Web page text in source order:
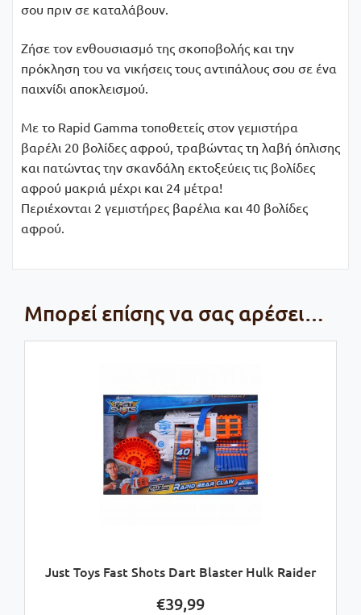
σου πριν σε καταλάβουν.
Ζήσε τον ενθουσιασμό της σκοποβολής και την
πρόκληση του να νικήσεις τους αντιπάλους σου σε ένα
παιχνίδι αποκλεισμού.
Με το Rapid Gamma τοποθετείς στον γεμιστήρα
βαρέλι 20 βολίδες αφρού, τραβώντας τη λαβή όπλισης
και πατώντας την σκανδάλη εκτοξεύεις τις βολίδες
αφρού μακριά μέχρι και 24 μέτρα!
Περιέχονται 2 γεμιστήρες βαρέλια και 40 βολίδες
αφρού.
Μπορεί επίσης να σας αρέσει…
Just Toys Fast Shots Dart Blaster Hulk Raider
€39,99